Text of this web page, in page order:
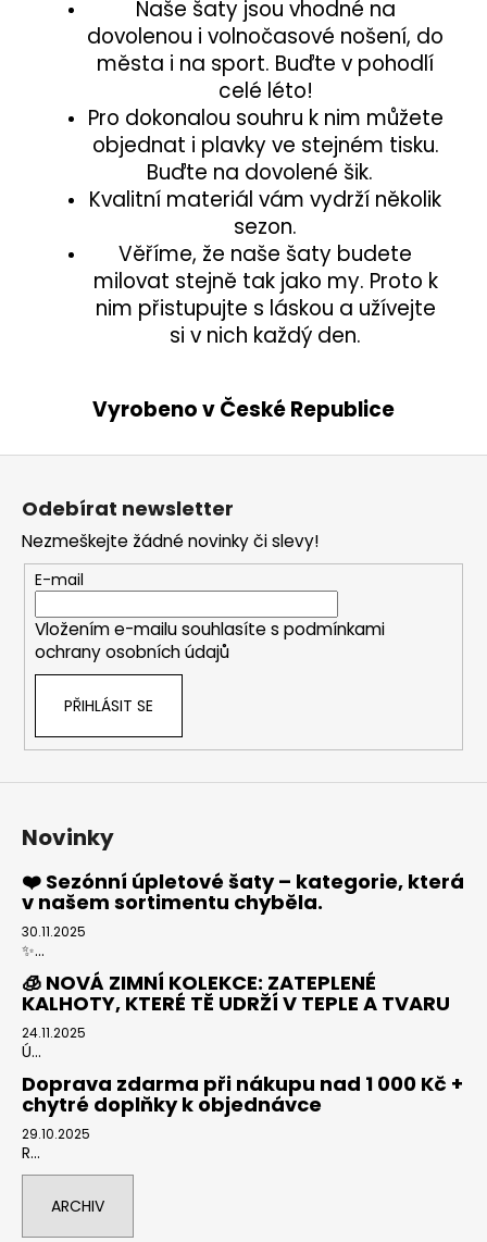
Naše šaty jsou vhodné na
dovolenou i volnočasové nošení, do
města i na sport. Buďte v pohodlí
celé léto!
Pro dokonalou souhru k nim můžete
objednat i plavky ve stejném tisku.
Buďte na dovolené šik.
Kvalitní materiál vám vydrží několik
sezon.
Věříme, že naše šaty budete
milovat stejně tak jako my. Proto k
nim přistupujte s láskou a užívejte
si v nich každý den.
Vyrobeno v České Republice
Odebírat newsletter
Nezmeškejte žádné novinky či slevy!
E-mail
Vložením e-mailu souhlasíte s podmínkami
ochrany osobních údajů
PŘIHLÁSIT SE
Novinky
❤️ Sezónní úpletové šaty – kategorie, která
v našem sortimentu chyběla.
30.11.2025
✨...
🧊 NOVÁ ZIMNÍ KOLEKCE: ZATEPLENÉ
KALHOTY, KTERÉ TĚ UDRŽÍ V TEPLE A TVARU
24.11.2025
Ú...
Doprava zdarma při nákupu nad 1 000 Kč +
chytré doplňky k objednávce
29.10.2025
R...
ARCHIV